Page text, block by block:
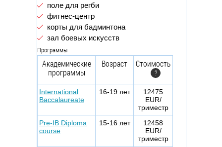
поле для регби
фитнес-центр
корты для бадминтона
зал боевых искусств
Программы
Академические
программы
Возраст Стоимость
?
International
Baccalaureate
16-19 лет
12475
EUR/
триместр
Pre-IB Diploma
course
15-16 лет
12458
EUR/
триместр